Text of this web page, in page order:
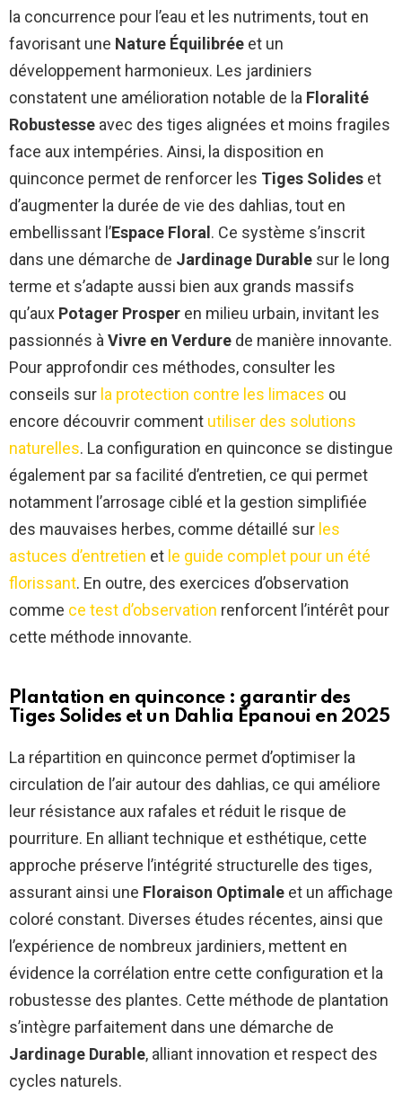
la concurrence pour l’eau et les nutriments, tout en
favorisant une Nature Équilibrée et un
développement harmonieux. Les jardiniers
constatent une amélioration notable de la Floralité
Robustesse avec des tiges alignées et moins fragiles
face aux intempéries. Ainsi, la disposition en
quinconce permet de renforcer les Tiges Solides et
d’augmenter la durée de vie des dahlias, tout en
embellissant l’Espace Floral. Ce système s’inscrit
dans une démarche de Jardinage Durable sur le long
terme et s’adapte aussi bien aux grands massifs
qu’aux Potager Prosper en milieu urbain, invitant les
passionnés à Vivre en Verdure de manière innovante.
Pour approfondir ces méthodes, consulter les
conseils sur la protection contre les limaces ou
encore découvrir comment utiliser des solutions
naturelles. La configuration en quinconce se distingue
également par sa facilité d’entretien, ce qui permet
notamment l’arrosage ciblé et la gestion simplifiée
des mauvaises herbes, comme détaillé sur les
astuces d’entretien et le guide complet pour un été
florissant. En outre, des exercices d’observation
comme ce test d’observation renforcent l’intérêt pour
cette méthode innovante.
Plantation en quinconce : garantir des
Tiges Solides et un Dahlia Épanoui en 2025
La répartition en quinconce permet d’optimiser la
circulation de l’air autour des dahlias, ce qui améliore
leur résistance aux rafales et réduit le risque de
pourriture. En alliant technique et esthétique, cette
approche préserve l’intégrité structurelle des tiges,
assurant ainsi une Floraison Optimale et un affichage
coloré constant. Diverses études récentes, ainsi que
l’expérience de nombreux jardiniers, mettent en
évidence la corrélation entre cette configuration et la
robustesse des plantes. Cette méthode de plantation
s’intègre parfaitement dans une démarche de
Jardinage Durable, alliant innovation et respect des
cycles naturels.